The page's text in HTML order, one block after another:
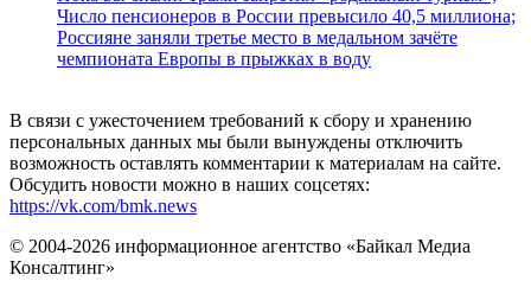
Число пенсионеров в России превысило 40,5 миллиона;
Россияне заняли третье место в медальном зачёте
чемпионата Европы в прыжках в воду
В связи с ужесточением требований к сбору и хранению
персональных данных мы были вынуждены отключить
возможность оставлять комментарии к материалам на сайте.
Обсудить новости можно в наших соцсетях:
https://vk.com/bmk.news
© 2004-2026 информационное агентство «Байкал Медиа
Консалтинг»